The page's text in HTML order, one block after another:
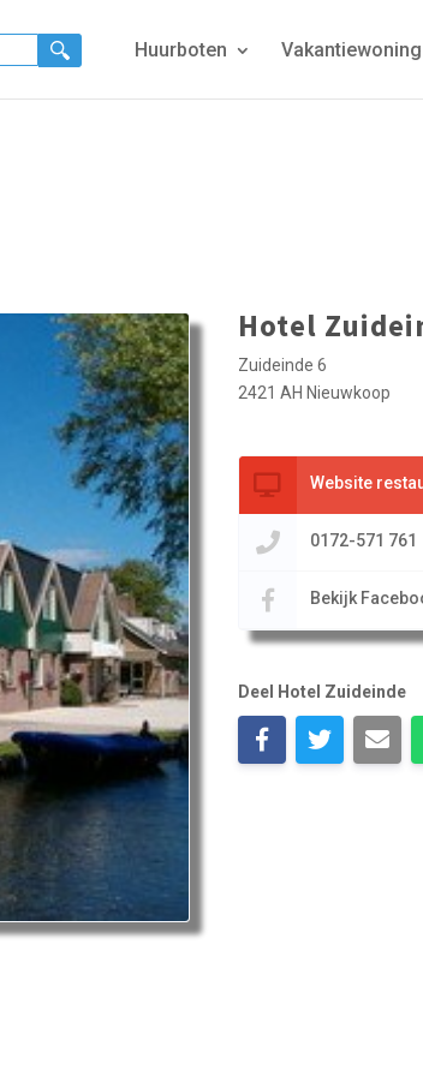
Huurboten
Hotel
Zuideinde 6
2421 AH Nieuwkoop
Website
0172-571 761
Bekijk
Deel Hotel Zuideinde